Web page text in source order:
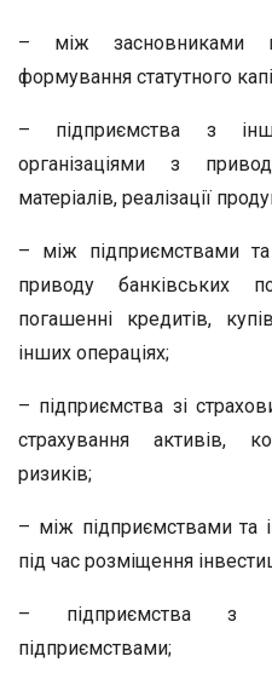
– між засновниками
формування статутного
– підприємства з
організаціями з
матеріалів, реалізації
– між підприємствами
приводу банківських
погашенні кредитів,
інших операціях;
– підприємства зі
страхування активів,
ризиків;
– між підприємствами та
під час розміщення
– підприємства з
підприємствами;